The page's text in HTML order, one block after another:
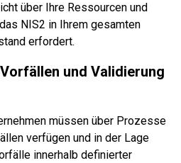
über Ihre Ressourcen und
NIS2 in Ihrem gesamten
erfordert.
und Validierung
müssen über Prozesse
verfügen und in der Lage
innerhalb definierter